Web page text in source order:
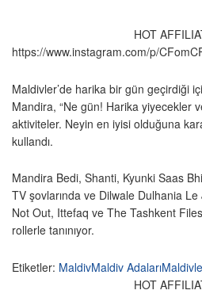
HOT
https://www.instagram.com/p/
Maldivler’de harika bir gün geçirdiği
Mandira, “Ne gün! Harika yiyecekler
aktiviteler. Neyin en iyisi olduğuna
kullandı.
Mandira Bedi, Shanti, Kyunki Saas
TV şovlarında ve Dilwale Dulhania
Not Out, Ittefaq ve The Tashkent
rollerle tanınıyor.
Etiketler: MaldivMaldiv Adaları
HOT